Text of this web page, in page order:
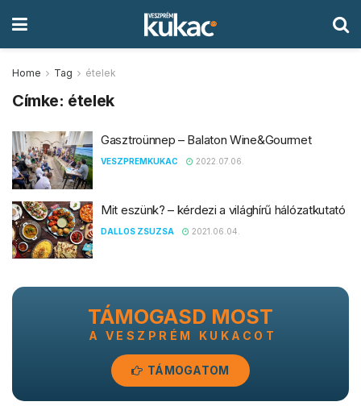
Home Tag ételek
Címke: ételek
Gasztroünnep – Balaton Wine&Gourmet
VESZPREMKUKAC 2022.07.06.
Mit eszünk? – kérdezi a világhírű hálózatkutató
DALLOS ZSUZSA 2021.06.04.
TÁMOGASD MOST
A VESZPRÉM KUKACOT
TÁMOGATOM